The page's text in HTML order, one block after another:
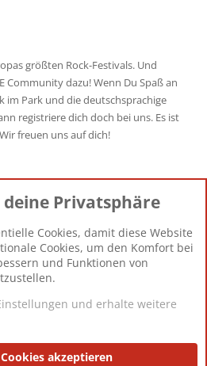
größten Rock-Festivals. Und
Community dazu! Wenn Du Spaß an
im Park und die deutschsprachige
registriere dich doch bei uns. Es ist
freuen uns auf dich!
12.425
Toddster85
Impressum
Privatsphäre
Cookies, damit diese Website
Cookies, um den Komfort bei
und Funktionen von
und erhalte weitere
akzeptieren